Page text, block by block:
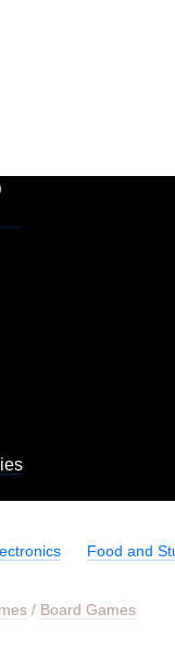
Food and
/ Board Games